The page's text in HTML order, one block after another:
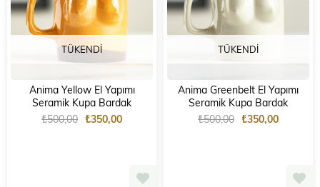
TÜKENDI
Anima Yellow El Yapımı
Seramik Kupa Bardak
₺350,00
₺500,00
TÜKENDI
Anima Greenbelt El Yapımı
Seramik Kupa Bardak
₺350,00
₺500,00